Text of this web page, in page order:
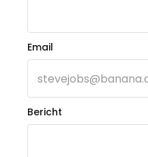
Email
Bericht